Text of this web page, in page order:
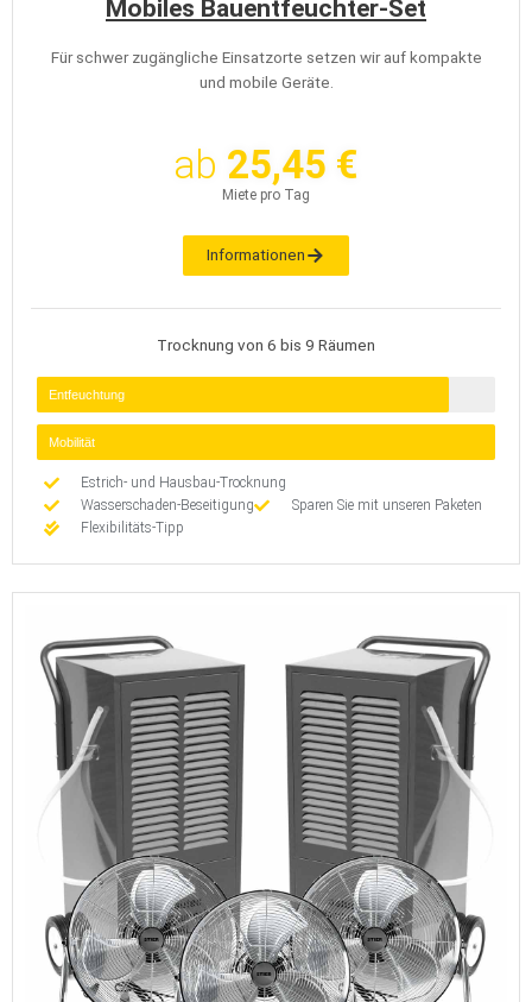
Mobiles Bauentfeuchter-Set
Für schwer zugängliche Einsatzorte setzen wir auf kompakte
und mobile Geräte.
ab 25,45 €
Miete pro Tag
Informationen
Trocknung von 6 bis 9 Räumen
Entfeuchtung
Mobilität
Estrich- und Hausbau-Trocknung
Wasserschaden-Beseitigung
Sparen Sie mit unseren Paketen
Flexibilitäts-Tipp